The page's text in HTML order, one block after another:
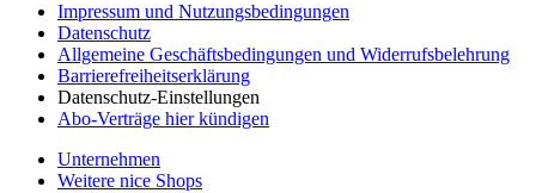
Impressum und Nutzungsbedingungen
Datenschutz
Allgemeine Geschäftsbedingungen und Widerrufsbelehrung
Barrierefreiheitserklärung
Datenschutz-Einstellungen
Abo-Verträge hier kündigen
Unternehmen
Weitere nice Shops